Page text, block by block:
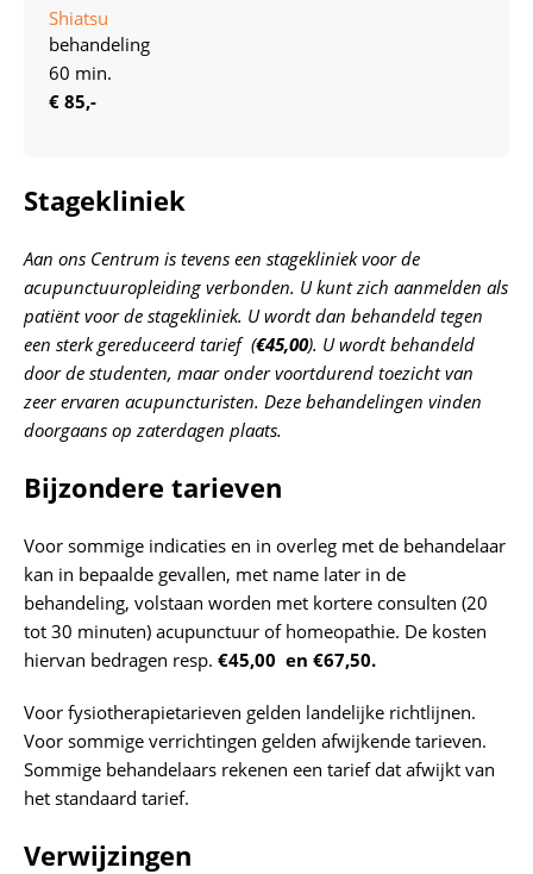
Shiatsu
behandeling
60 min.
€ 85,-
Stagekliniek
Aan ons Centrum is tevens een stagekliniek voor de
acupunctuuropleiding verbonden. U kunt zich aanmelden als
patiënt voor de stagekliniek. U wordt dan behandeld tegen
een sterk gereduceerd tarief (€45,00). U wordt behandeld
door de studenten, maar onder voortdurend toezicht van
zeer ervaren acupuncturisten. Deze behandelingen vinden
doorgaans op zaterdagen plaats.
Bijzondere tarieven
Voor sommige indicaties en in overleg met de behandelaar
kan in bepaalde gevallen, met name later in de
behandeling, volstaan worden met kortere consulten (20
tot 30 minuten) acupunctuur of homeopathie. De kosten
hiervan bedragen resp. €45,00 en €67,50.
Voor fysiotherapietarieven gelden landelijke richtlijnen.
Voor sommige verrichtingen gelden afwijkende tarieven.
Sommige behandelaars rekenen een tarief dat afwijkt van
het standaard tarief.
Verwijzingen